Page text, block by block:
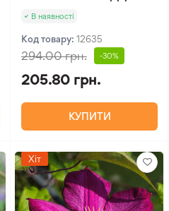
В наявності
Код товару: 12635
294.00 грн. -30%
205.80 грн.
КУПИТИ
Хіт